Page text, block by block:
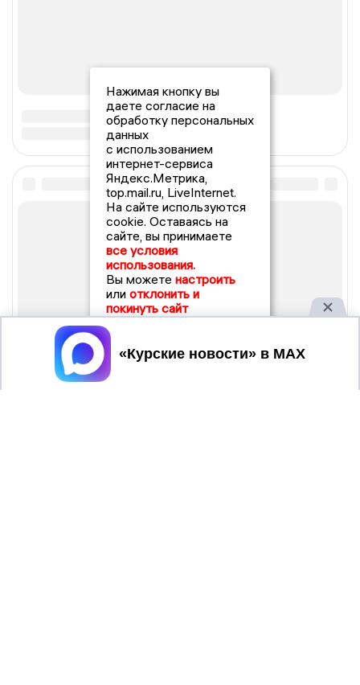
Нажимая кнопку вы
даете согласие на
обработку персональных
данных
с использованием
интернет-сервиса
Яндекс.Метрика,
top.mail.ru, LiveInternet.
На сайте используются
cookie. Оставаясь на
сайте, вы принимаете
все условия
использования.
Вы можете настроить
или отклонить и
покинуть сайт
Принять